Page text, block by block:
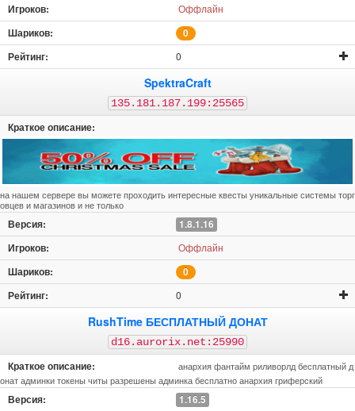
Оффлайн
0
0
SpektraCraft
135.181.187.199:25565
на нашем сервере вы можете проходить интересные квесты уникальные системы торг
овцев и магазинов и не только
1.8.1.16
Оффлайн
0
0
RushTime БЕСПЛАТНЫЙ ДОНАТ
d16.aurorix.net:25990
анархия фантайм риливорлд бесплатный д
онат админки токены читы разрешены админка бесплатно анархия гриферский
1.16.5